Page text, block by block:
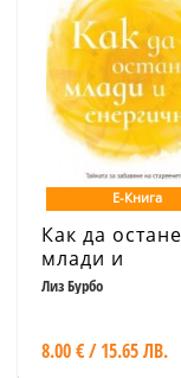
Е-Книга
Как да
млади и
енергични
Лиз Бурбо
8.00 € / 15.65 ЛВ.